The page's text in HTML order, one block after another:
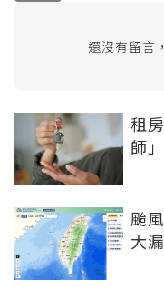
還沒有留言
租
師
颱
大